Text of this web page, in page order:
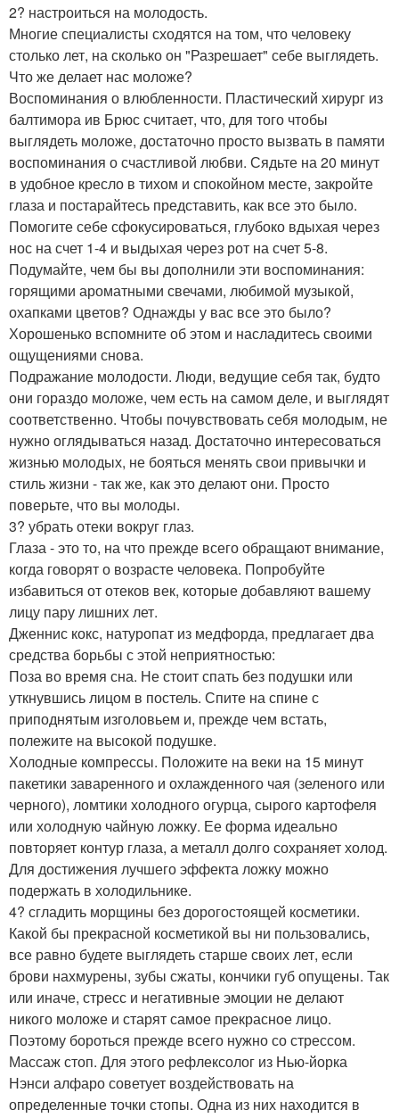
2? настроиться на молодость.
Многие специалисты сходятся на том, что человеку
столько лет, на сколько он "Разрешает" себе выглядеть.
Что же делает нас моложе?
Воспоминания о влюбленности. Пластический хирург из
балтимора ив Брюс считает, что, для того чтобы
выглядеть моложе, достаточно просто вызвать в памяти
воспоминания о счастливой любви. Сядьте на 20 минут
в удобное кресло в тихом и спокойном месте, закройте
глаза и постарайтесь представить, как все это было.
Помогите себе сфокусироваться, глубоко вдыхая через
нос на счет 1-4 и выдыхая через рот на счет 5-8.
Подумайте, чем бы вы дополнили эти воспоминания:
горящими ароматными свечами, любимой музыкой,
охапками цветов? Однажды у вас все это было?
Хорошенько вспомните об этом и насладитесь своими
ощущениями снова.
Подражание молодости. Люди, ведущие себя так, будто
они гораздо моложе, чем есть на самом деле, и выглядят
соответственно. Чтобы почувствовать себя молодым, не
нужно оглядываться назад. Достаточно интересоваться
жизнью молодых, не бояться менять свои привычки и
стиль жизни - так же, как это делают они. Просто
поверьте, что вы молоды.
3? убрать отеки вокруг глаз.
Глаза - это то, на что прежде всего обращают внимание,
когда говорят о возрасте человека. Попробуйте
избавиться от отеков век, которые добавляют вашему
лицу пару лишних лет.
Дженнис кокс, натуропат из медфорда, предлагает два
средства борьбы с этой неприятностью:
Поза во время сна. Не стоит спать без подушки или
уткнувшись лицом в постель. Спите на спине с
приподнятым изголовьем и, прежде чем встать,
полежите на высокой подушке.
Холодные компрессы. Положите на веки на 15 минут
пакетики заваренного и охлажденного чая (зеленого или
черного), ломтики холодного огурца, сырого картофеля
или холодную чайную ложку. Ее форма идеально
повторяет контур глаза, а металл долго сохраняет холод.
Для достижения лучшего эффекта ложку можно
подержать в холодильнике.
4? сгладить морщины без дорогостоящей косметики.
Какой бы прекрасной косметикой вы ни пользовались,
все равно будете выглядеть старше своих лет, если
брови нахмурены, зубы сжаты, кончики губ опущены. Так
или иначе, стресс и негативные эмоции не делают
никого моложе и старят самое прекрасное лицо.
Поэтому бороться прежде всего нужно со стрессом.
Массаж стоп. Для этого рефлексолог из Нью-йорка
Нэнси алфаро советует воздействовать на
определенные точки стопы. Одна из них находится в